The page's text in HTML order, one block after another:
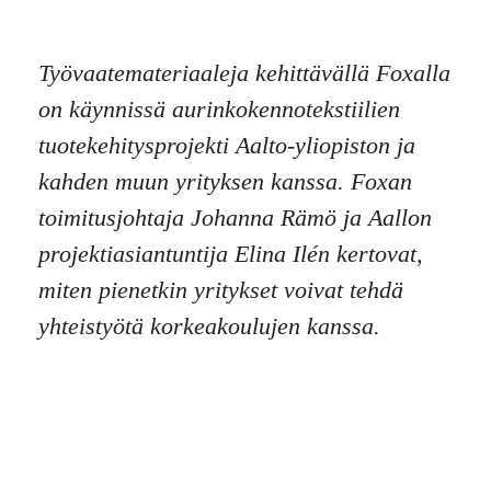
Työvaatemateriaaleja kehittävällä Foxalla
on käynnissä aurinkokennotekstiilien
tuotekehitysprojekti Aalto-yliopiston ja
kahden muun yrityksen kanssa. Foxan
toimitusjohtaja Johanna Rämö ja Aallon
projektiasiantuntija Elina Ilén kertovat,
miten pienetkin yritykset voivat tehdä
yhteistyötä korkeakoulujen kanssa.